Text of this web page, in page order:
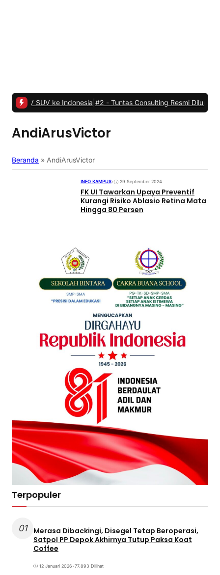
SUV ke Indonesia|#2 -Tuntas Consulting Resmi Diluncurkan:
AndiArusVictor
Beranda » AndiArusVictor
INFO KAMPUS• 29 September 2024
FK UI Tawarkan Upaya Preventif
Kurangi Risiko Ablasio Retina Mata
Hingga 80 Persen
Terpopuler
01
Merasa Dibackingi, Disegel Tetap Beroperasi,
Satpol PP Depok Akhirnya Tutup Paksa Koat
Coffee
12 Januari 2026•77.893 Dilihat